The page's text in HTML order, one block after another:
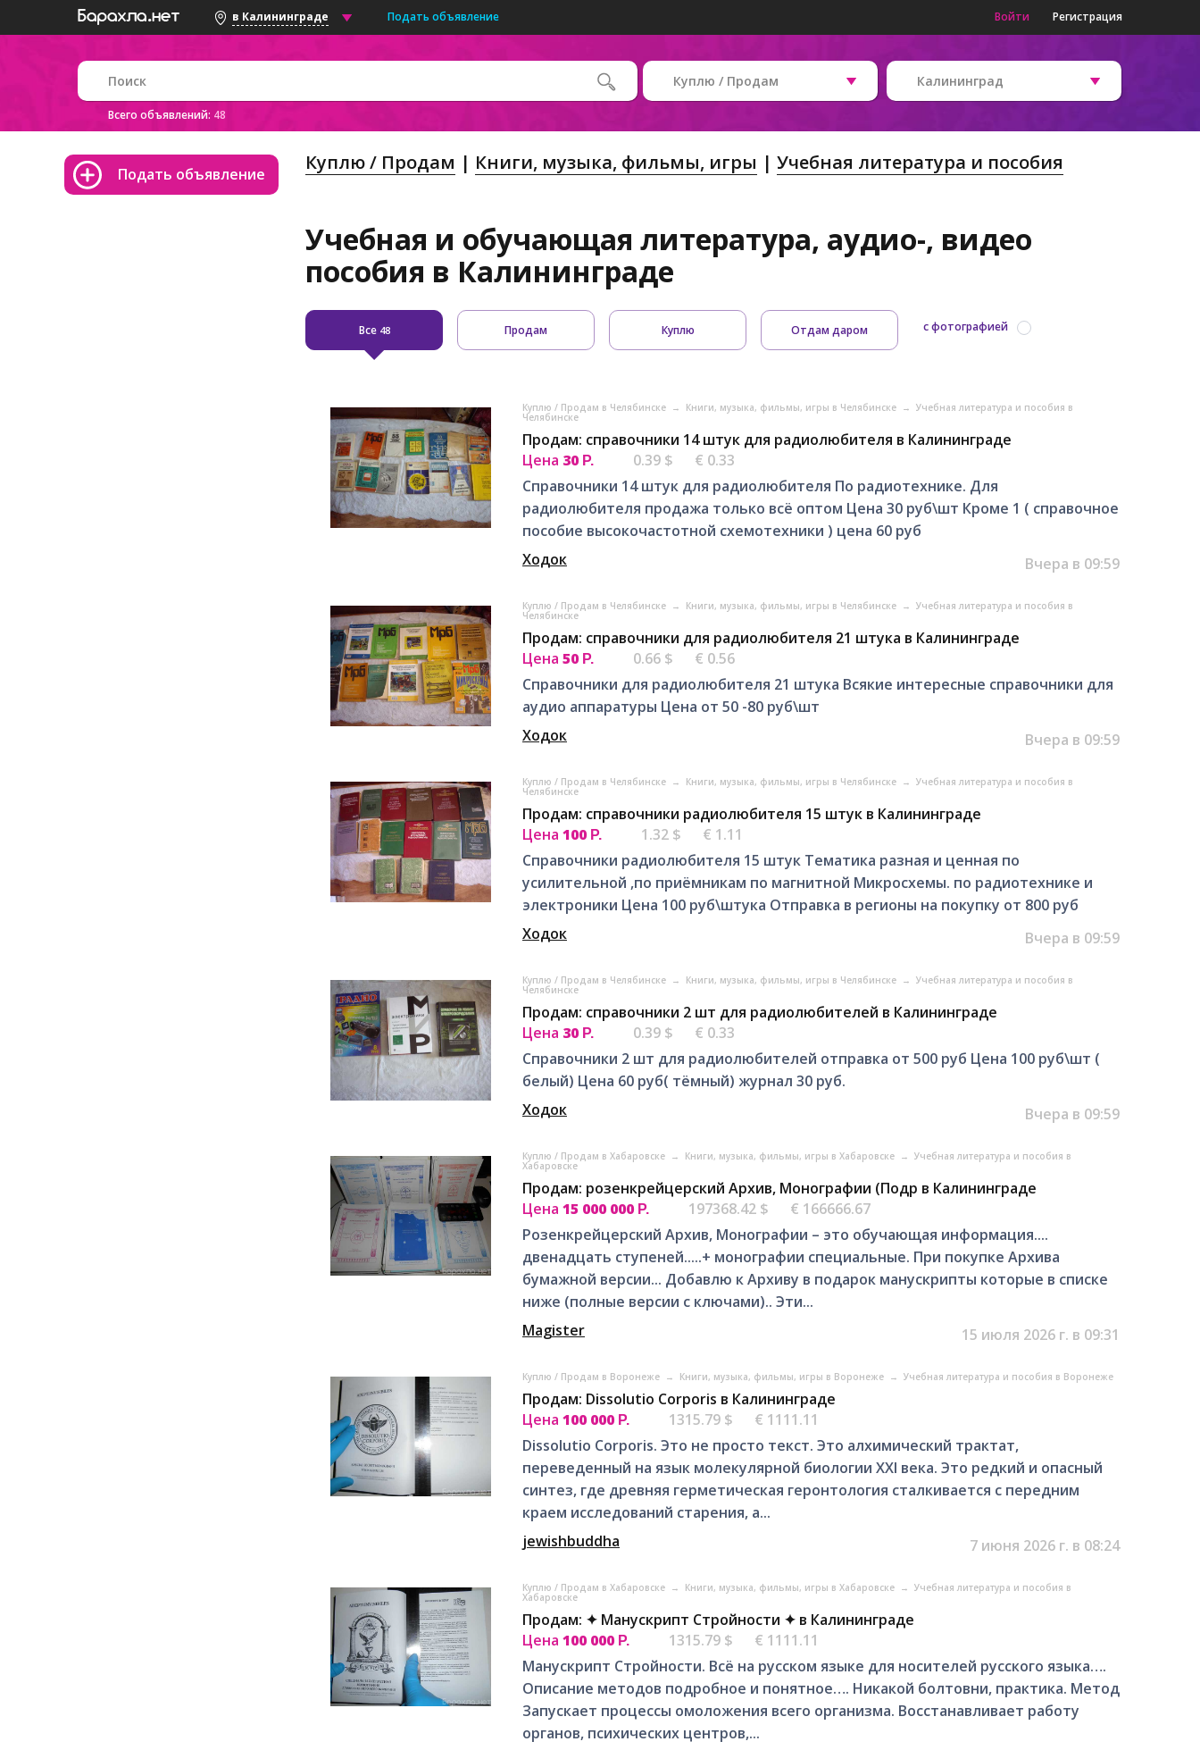
в Калининграде Подать объявление Войти Регистрация
Всего объявлений: 48
Куплю / Продам Калининград
Подать объявление Куплю / Продам Книги, музыка, фильмы, игры Учебная литература и пособия
Учебная и обучающая литература, аудио-, видео
пособия в Калининграде
Все 48 Продам Куплю Отдам даром с фотографией
Куплю / Продам в Челябинске → Книги, музыка, фильмы, игры в Челябинске → Учебная литература и пособия в
Челябинске
Продам: справочники 14 штук для радиолюбителя в Калининграде
Цена 30 Р. 0.39 $
€ 0.33
Справочники 14 штук для радиолюбителя По радиотехнике. Для
радиолюбителя продажа только всё оптом Цена 30 руб\шт Кроме 1 ( справочное
пособие высокочастотной схемотехники ) цена 60 руб
Ходок
Вчера в 09:59
Куплю / Продам в Челябинске → Книги, музыка, фильмы, игры в Челябинске → Учебная литература и пособия в
Челябинске
Продам: справочники для радиолюбителя 21 штука в Калининграде
Цена 50 Р. 0.66 $
€ 0.56
Справочники для радиолюбителя 21 штука Всякие интересные справочники для
аудио аппаратуры Цена от 50 -80 руб\шт
Ходок
Вчера в 09:59
Куплю / Продам в Челябинске → Книги, музыка, фильмы, игры в Челябинске → Учебная литература и пособия в
Челябинске
Продам: справочники радиолюбителя 15 штук в Калининграде
Цена 100 Р. 1.32 $
€ 1.11
Справочники радиолюбителя 15 штук Тематика разная и ценная по
усилительной ,по приёмникам по магнитной Микросхемы. по радиотехнике и
электроники Цена 100 руб\штука Отправка в регионы на покупку от 800 руб
Ходок
Вчера в 09:59
Куплю / Продам в Челябинске → Книги, музыка, фильмы, игры в Челябинске → Учебная литература и пособия в
Челябинске
Продам: справочники 2 шт для радиолюбителей в Калининграде
Цена 30 Р. 0.39 $
€ 0.33
Справочники 2 шт для радиолюбителей отправка от 500 руб Цена 100 руб\шт (
белый) Цена 60 руб( тёмный) журнал 30 руб.
Ходок
Вчера в 09:59
Куплю / Продам в Хабаровске → Книги, музыка, фильмы, игры в Хабаровске → Учебная литература и пособия в
Хабаровске
Продам: розенкрейцерский Архив, Монографии (Подр в Калининграде
Цена 15 000 000 Р. 197368.42 $
€ 166666.67
Розенкрейцерский Архив, Монографии – это обучающая информация....
двенадцать ступеней.....+ монографии специальные. При покупке Архива
бумажной версии... Добавлю к Архиву в подарок манускрипты которые в списке
ниже (полные версии с ключами).. Эти...
Magister
15 июля 2026 г. в 09:31
Куплю / Продам в Воронеже → Книги, музыка, фильмы, игры в Воронеже → Учебная литература и пособия в Воронеже
Продам: Dissolutio Corporis в Калининграде
Цена 100 000 Р. 1315.79 $
€ 1111.11
Dissolutio Corporis. Это не просто текст. Это алхимический трактат,
переведенный на язык молекулярной биологии XXI века. Это редкий и опасный
синтез, где древняя герметическая геронтология сталкивается с передним
краем исследований старения, а...
jewishbuddha
7 июня 2026 г. в 08:24
Куплю / Продам в Хабаровске → Книги, музыка, фильмы, игры в Хабаровске → Учебная литература и пособия в
Хабаровске
Продам: ✦ Манускрипт Стройности ✦ в Калининграде
Цена 100 000 Р. 1315.79 $
€ 1111.11
Манускрипт Стройности. Всё на русском языке для носителей русского языка….
Описание методов подробное и понятное…. Никакой болтовни, практика. Метод
Запускает процессы омоложения всего организма. Восстанавливает работу
органов, психических центров,...